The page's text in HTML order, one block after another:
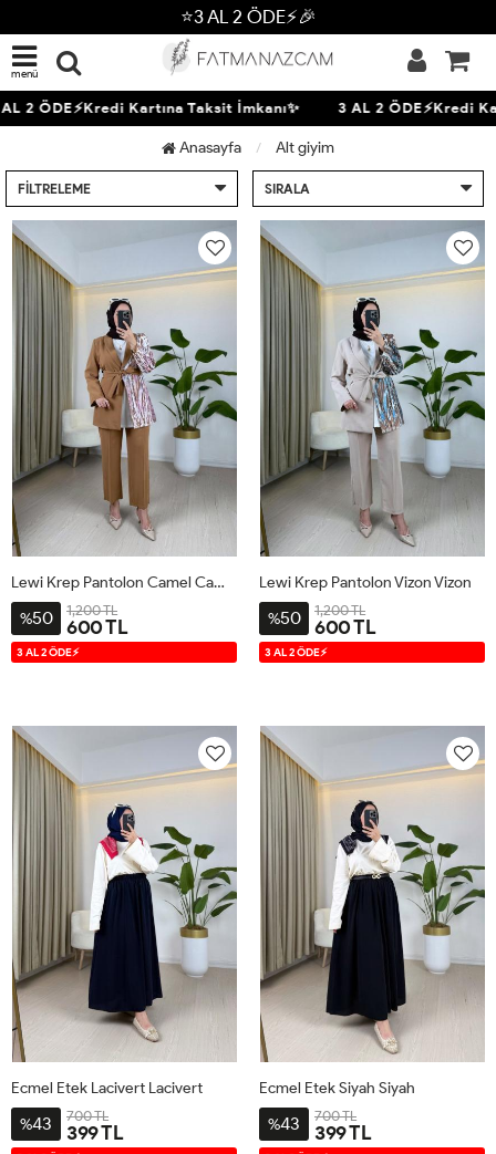
⭐3 AL 2 ÖDE⚡🎉
menü
ÖDE⚡Kredi Kartına Taksit İmkanı✨ 3 AL 2 ÖDE⚡Kredi
Anasayfa Alt giyim
FILTRELEME SIRALA
S
Lewi Krep Pantolon Camel Camel
%50 1,200 TL
600 TL
3 AL 2 ÖDE⚡ S
Lewi Krep Pantolon Vizon Vizon
%50 1,200 TL
600 TL
3 AL 2 ÖDE⚡
Ecmel Etek Lacivert Lacivert
%43 700 TL
399 TL
Ecmel Etek Siyah Siyah
%43 700 TL
399 TL